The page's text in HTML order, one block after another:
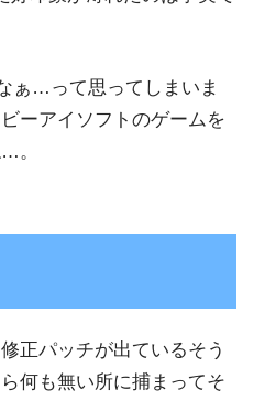
ぁ…って思ってしまいま
ーアイソフトのゲームを
。
正パッチが出ているそう
何も無い所に捕まってそ